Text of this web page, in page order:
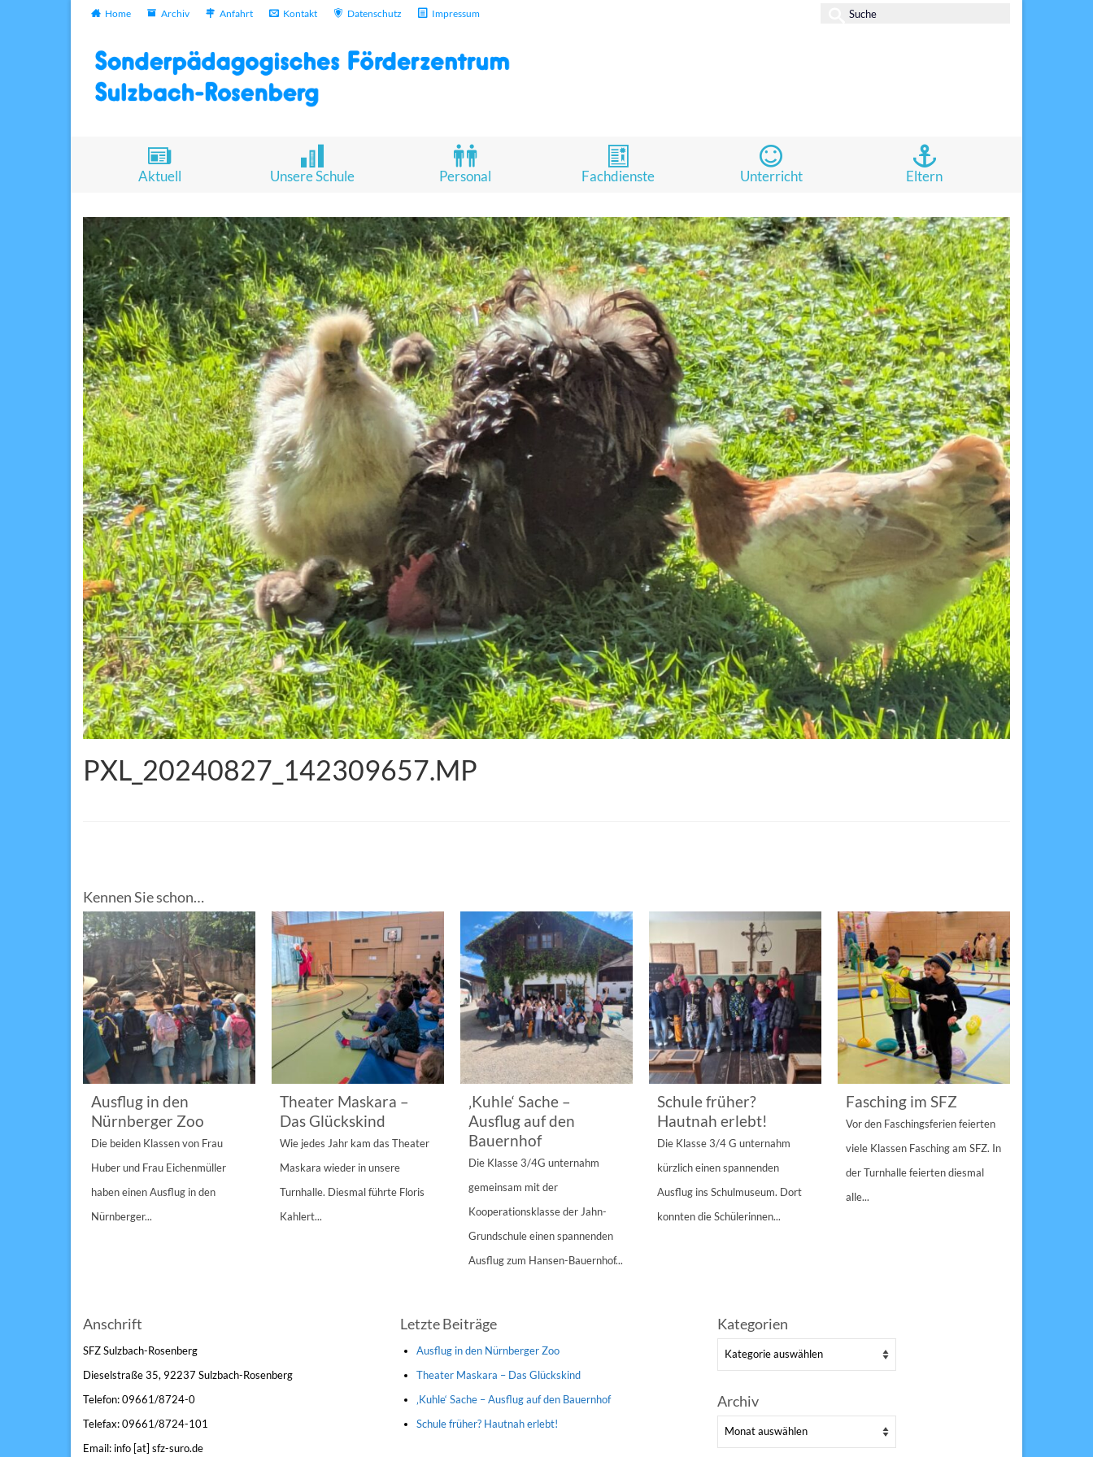
Home Archiv Anfahrt Kontakt Datenschutz Impressum
Suche
Aktuell Unsere Schule Personal Fachdienste Unterricht Eltern
PXL_20240827_142309657.MP
Kennen Sie schon…
Ausflug in den
Nürnberger Zoo
Die beiden Klassen von Frau
Huber und Frau Eichenmüller
haben einen Ausflug in den
Nürnberger...
Theater Maskara –
Das Glückskind
Wie jedes Jahr kam das Theater
Maskara wieder in unsere
Turnhalle. Diesmal führte Floris
Kahlert...
‚Kuhle‘ Sache –
Ausflug auf den
Bauernhof
Die Klasse 3/4G unternahm
gemeinsam mit der
Kooperationsklasse der Jahn-
Grundschule einen spannenden
Ausflug zum Hansen-Bauernhof...
Schule früher?
Hautnah erlebt!
Die Klasse 3/4 G unternahm
kürzlich einen spannenden
Ausflug ins Schulmuseum. Dort
konnten die Schülerinnen...
Fasching im SFZ
Vor den Faschingsferien feierten
viele Klassen Fasching am SFZ. In
der Turnhalle feierten diesmal
alle...
Anschrift
SFZ Sulzbach-Rosenberg
Dieselstraße 35, 92237 Sulzbach-Rosenberg
Telefon: 09661/8724-0
Telefax: 09661/8724-101
Email: info [at] sfz-suro.de
Letzte Beiträge
Ausflug in den Nürnberger Zoo
Theater Maskara – Das Glückskind
‚Kuhle‘ Sache – Ausflug auf den Bauernhof
Schule früher? Hautnah erlebt!
Kategorien
Kategorien
Archiv
Archiv